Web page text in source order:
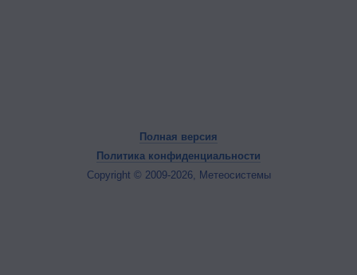
Полная версия
Политика конфиденциальности
Copyright © 2009-2026, Метеосистемы